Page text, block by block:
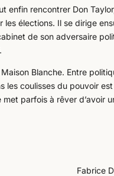
enfin rencontrer Don
les élections. Il se dirige
de son adversaire
Blanche. Entre
les coulisses du pouvoir est
parfois à rêver d’avoir
Fabrice